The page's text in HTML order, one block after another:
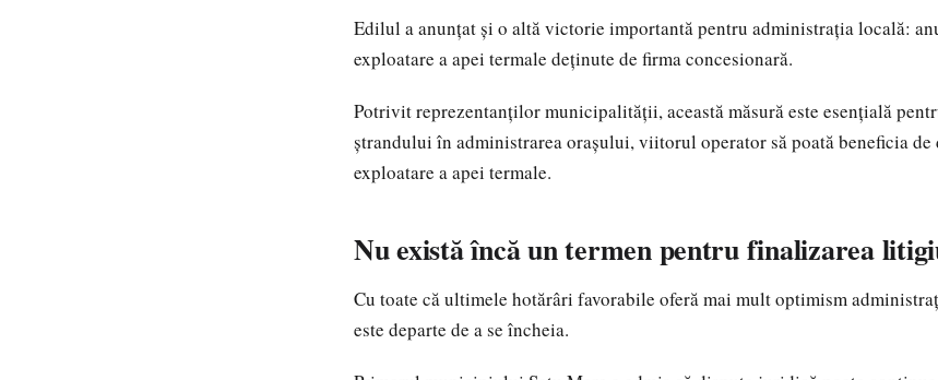
Edilul a anunțat și o altă victorie importantă pentru administrația locală:
exploatare a apei termale deținute de firma concesionară.
Potrivit reprezentanților municipalității, această măsură este esențială
ștrandului în administrarea orașului, viitorul operator să poată beneficia de
exploatare a apei termale.
Nu există încă un termen pentru finalizarea
Cu toate că ultimele hotărâri favorabile oferă mai mult optimism
este departe de a se încheia.